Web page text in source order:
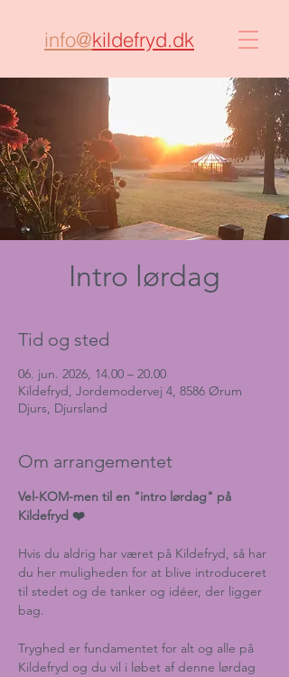
info@kildefryd.dk
Intro lørdag
Tid og sted
06. jun. 2026, 14.00 – 20.00
Kildefryd, Jordemodervej 4, 8586 Ørum
Djurs, Djursland
Om arrangementet
Vel-KOM-men til en "intro lørdag" på
Kildefryd ❤️
Hvis du aldrig har været på Kildefryd, så har
du her muligheden for at blive introduceret
til stedet og de tanker og idéer, der ligger
bag.
Tryghed er fundamentet for alt og alle på
Kildefryd og du vil i løbet af denne lørdag